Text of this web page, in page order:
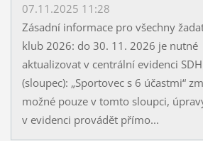
07.11.2025 11:28
Zásadní informace pro všechny
klub 2026: do 30. 11. 2026 je nutné
aktualizovat v centrální evidenci
(sloupec): „Sportovec s 6 účastmi“
možné pouze v tomto sloupci,
v evidenci provádět přímo...